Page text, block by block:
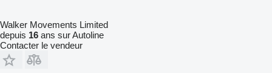
Walker Movements Limited
depuis 16 ans sur Autoline
Contacter le vendeur